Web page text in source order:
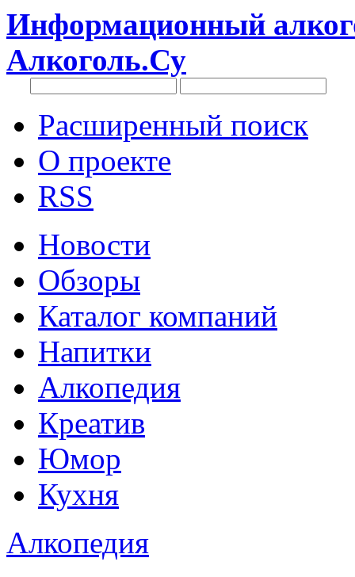
Информационный
Алкоголь.Су
Расширенный поиск
О проекте
RSS
Новости
Обзоры
Каталог компаний
Напитки
Алкопедия
Креатив
Юмор
Кухня
Алкопедия